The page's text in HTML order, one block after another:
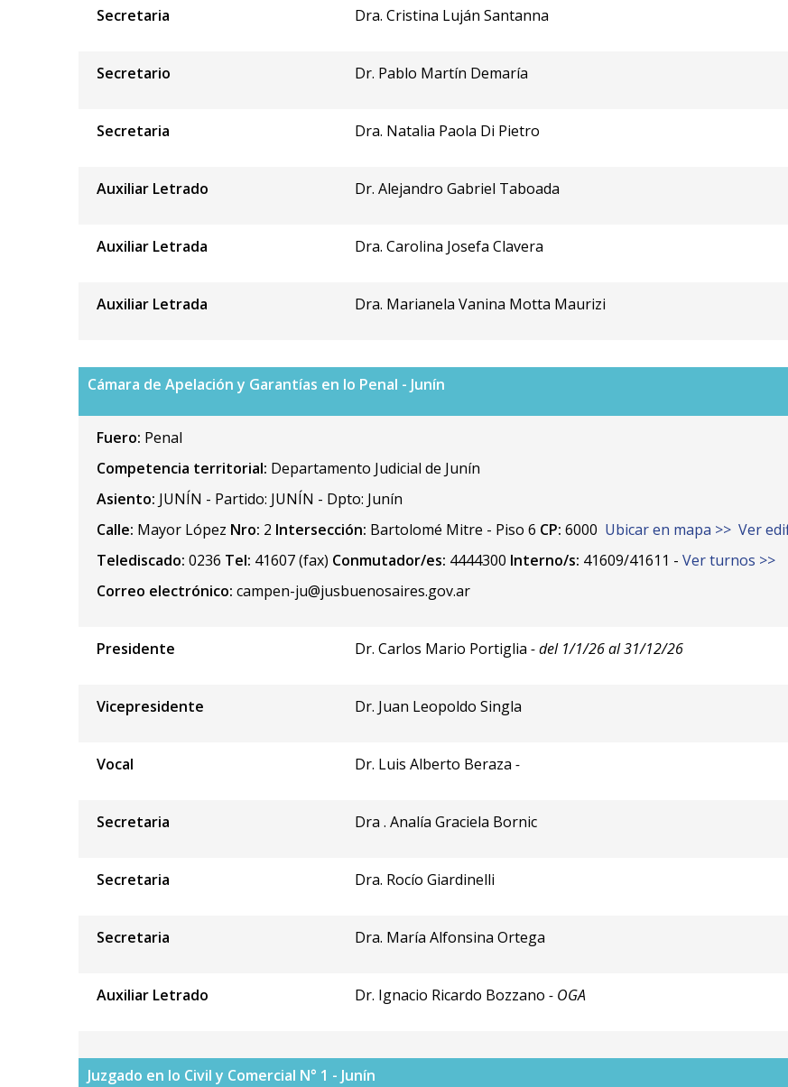
Secretaria Dra. Cristina Luján Santanna
Secretario Dr. Pablo Martín Demaría
Secretaria Dra. Natalia Paola Di Pietro
Auxiliar Letrado Dr. Alejandro Gabriel Taboada
Auxiliar Letrada Dra. Carolina Josefa Clavera
Auxiliar Letrada Dra. Marianela Vanina Motta Maurizi
Cámara de Apelación y Garantías en lo Penal - Junín
Fuero: Penal
Competencia territorial: Departamento Judicial de Junín
Asiento: JUNÍN - Partido: JUNÍN - Dpto: Junín
Calle: Mayor López Nro: 2 Intersección: Bartolomé Mitre - Piso 6 CP: 6000 Ubicar en mapa >> Ver
Telediscado: 0236 Tel: 41607 (fax) Conmutador/es: 4444300 Interno/s: 41609/41611 - Ver turnos >>
Correo electrónico: campen-ju@jusbuenosaires.gov.ar
Presidente Dr. Carlos Mario Portiglia - del 1/1/26 al 31/12/26
Vicepresidente Dr. Juan Leopoldo Singla
Vocal Dr. Luis Alberto Beraza -
Secretaria Dra . Analía Graciela Bornic
Secretaria Dra. Rocío Giardinelli
Secretaria Dra. María Alfonsina Ortega
Auxiliar Letrado Dr. Ignacio Ricardo Bozzano - OGA
Juzgado en lo Civil y Comercial N° 1 - Junín